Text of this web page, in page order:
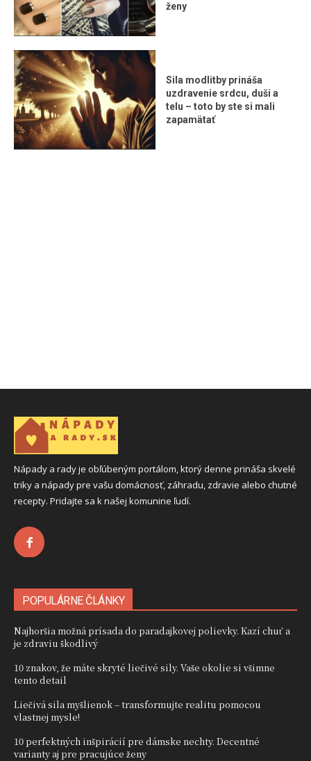
ženy
Sila modlitby prináša
uzdravenie srdcu, duši a
telu – toto by ste si mali
zapamätať
Nápady a rady je obľúbeným portálom, ktorý denne prináša skvelé
triky a nápady pre vašu domácnosť, záhradu, zdravie alebo chutné
recepty. Pridajte sa k našej komunine ľudí.
POPULÁRNE ČLÁNKY
Najhoršia možná prísada do paradajkovej polievky. Kazí chuť a
je zdraviu škodlivý
10 znakov, že máte skryté liečivé sily. Vaše okolie si všimne
tento detail
Liečivá sila myšlienok – transformujte realitu pomocou
vlastnej mysle!
10 perfektných inšpirácií pre dámske nechty. Decentné
varianty aj pre pracujúce ženy